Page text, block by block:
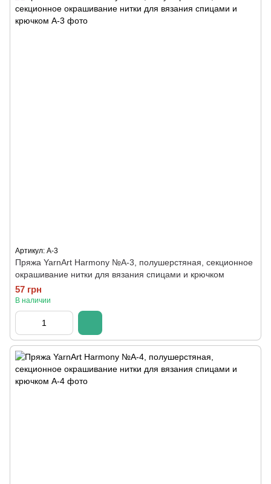
Артикул: A-3
Пряжа YarnArt Harmony №А-3, полушерстяная, секционное
окрашивание нитки для вязания спицами и крючком
57 грн
В наличии